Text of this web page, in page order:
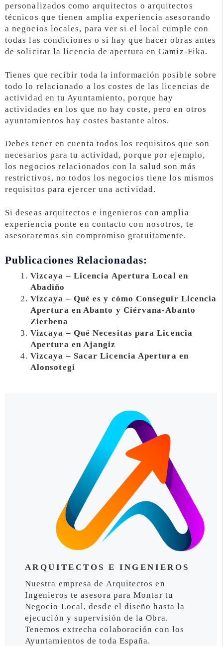
personalizados como arquitectos o arquitectos
técnicos que tienen amplia experiencia asesorando
a negocios locales, para ver si el local cumple con
todas las condiciones o si hay que hacer obras antes
de solicitar la licencia de apertura en Gamiz-Fika.
Tienes que recibir toda la información posible sobre
todo lo relacionado a los costes de las licencias de
actividad en tu Ayuntamiento, porque hay
actividades en los que no hay coste, pero en otros
ayuntamientos hay costes bastante altos.
Debes tener en cuenta todos los requisitos que son
necesarios para tu actividad, porque por ejemplo,
los negocios relacionados con la salud son más
restrictivos, no todos los negocios tiene los mismos
requisitos para ejercer una actividad.
Si deseas arquitectos e ingenieros con amplia
experiencia ponte en contacto con nosotros, te
asesoraremos sin compromiso gratuitamente.
Publicaciones Relacionadas:
Vizcaya – Licencia Apertura Local en
Abadiño
Vizcaya – Qué es y cómo Conseguir Licencia
Apertura en Abanto y Ciérvana-Abanto
Zierbena
Vizcaya – Qué Necesitas para Licencia
Apertura en Ajangiz
Vizcaya – Sacar Licencia Apertura en
Alonsotegi
ARQUITECTOS E INGENIEROS
Nuestra empresa de Arquitectos en
Ingenieros te asesora para Montar tu
Negocio Local, desde el diseño hasta la
ejecución y supervisión de la Obra.
Tenemos extrecha colaboración con los
Ayuntamientos de toda España.